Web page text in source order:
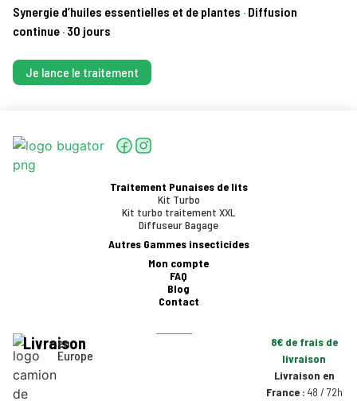
Synergie d’huiles essentielles et de plantes · Diffusion
continue · 30 jours
Je lance le traitement
Traitement Punaises de lits
Kit Turbo
Kit turbo traitement XXL
Diffuseur Bagage
Autres Gammes insecticides
Mon compte
FAQ
Blog
Contact
Livraison
en
Europe
8€ de frais de
livraison
Livraison en
France : 48 / 72h